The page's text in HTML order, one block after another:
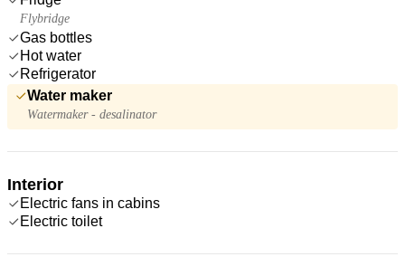
Flybridge
Gas bottles
Hot water
Refrigerator
Water maker
Watermaker - desalinator
Interior
Electric fans in cabins
Electric toilet